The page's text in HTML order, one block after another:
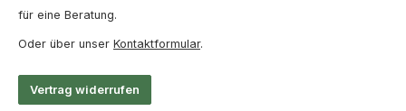
für eine Beratung.
Oder über unser Kontaktformular.
Vertrag widerrufen